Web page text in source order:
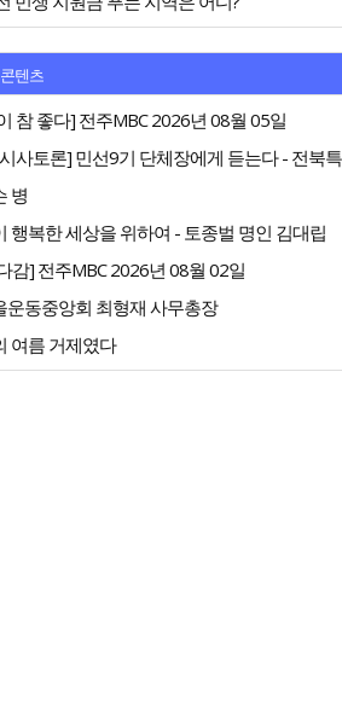
텐츠
참 좋다] 전주MBC 2026년 08월 05일
병
행복한 세상을 위하여 - 토종벌 명인 김대립
감] 전주MBC 2026년 08월 02일
운동중앙회 최형재 사무총장
여름 거제였다